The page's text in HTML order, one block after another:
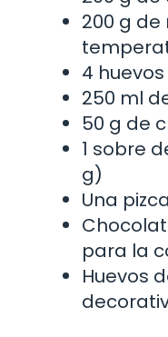
200 g
4 huevos
250 ml
50 g de
1 sobre
g)
Una
para la
Huevos